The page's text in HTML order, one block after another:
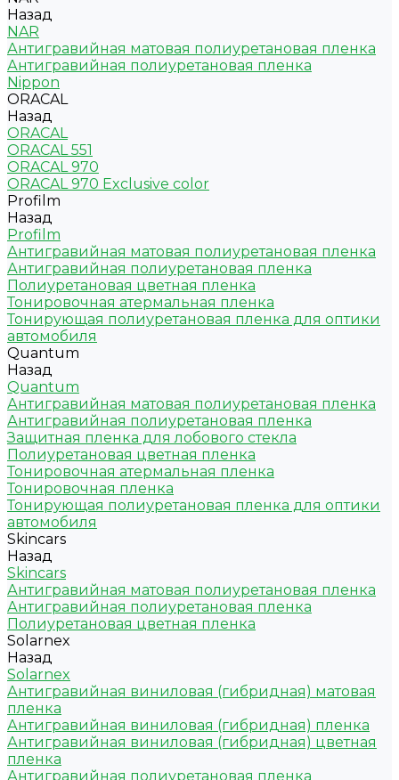
Назад
NAR
Антигравийная матовая полиуретановая пленка
Антигравийная полиуретановая пленка
Nippon
ORACAL
Назад
ORACAL
ORACAL 551
ORACAL 970
ORACAL 970 Exclusive color
Profilm
Назад
Profilm
Антигравийная матовая полиуретановая пленка
Антигравийная полиуретановая пленка
Полиуретановая цветная пленка
Тонировочная атермальная пленка
Тонирующая полиуретановая пленка для оптики
автомобиля
Quantum
Назад
Quantum
Антигравийная матовая полиуретановая пленка
Антигравийная полиуретановая пленка
Защитная пленка для лобового стекла
Полиуретановая цветная пленка
Тонировочная атермальная пленка
Тонировочная пленка
Тонирующая полиуретановая пленка для оптики
автомобиля
Skincars
Назад
Skincars
Антигравийная матовая полиуретановая пленка
Антигравийная полиуретановая пленка
Полиуретановая цветная пленка
Solarnex
Назад
Solarnex
Антигравийная виниловая (гибридная) матовая
пленка
Антигравийная виниловая (гибридная) пленка
Антигравийная виниловая (гибридная) цветная
пленка
Антигравийная полиуретановая пленка